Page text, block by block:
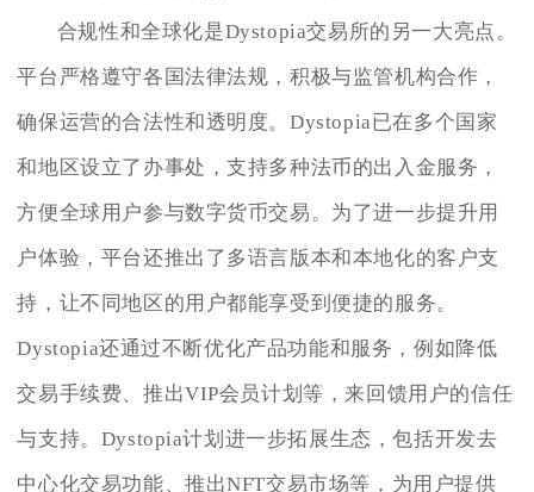
合规性和全球化是Dystopia交易所的另一大亮点。
平台严格遵守各国法律法规，积极与监管机构合作，
确保运营的合法性和透明度。Dystopia已在多个国家
和地区设立了办事处，支持多种法币的出入金服务，
方便全球用户参与数字货币交易。为了进一步提升用
户体验，平台还推出了多语言版本和本地化的客户支
持，让不同地区的用户都能享受到便捷的服务。
Dystopia还通过不断优化产品功能和服务，例如降低
交易手续费、推出VIP会员计划等，来回馈用户的信任
与支持。Dystopia计划进一步拓展生态，包括开发去
中心化交易功能、推出NFT交易市场等，为用户提供